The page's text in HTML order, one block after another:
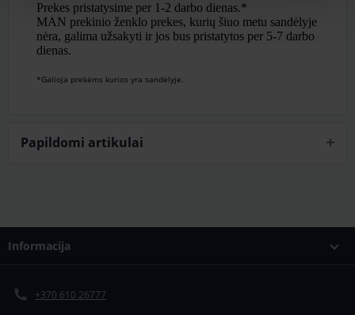
Prekes pristatysime per 1-2 darbo dienas.*
MAN prekinio ženklo prekes, kurių šiuo metu sandėlyje
nėra, galima užsakyti ir jos bus pristatytos per 5-7 darbo
dienas.
*Galioja prekėms kurios yra sandėlyje.
Papildomi artikulai
Informacija
+370 610 26777